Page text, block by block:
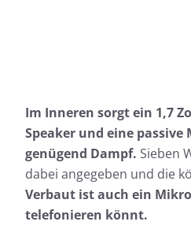
Im Inneren sorgt ein 1,7
Speaker und eine
genügend Dampf. Sieben
dabei angegeben und die
Verbaut ist auch ein
telefonieren könnt.